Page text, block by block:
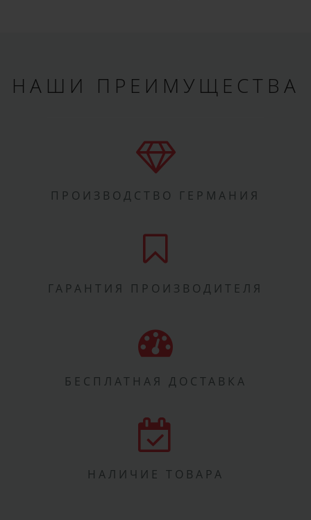
НАШИ ПРЕИМУЩЕСТВА
ПРОИЗВОДСТВО ГЕРМАНИЯ
ГАРАНТИЯ ПРОИЗВОДИТЕЛЯ
БЕСПЛАТНАЯ ДОСТАВКА
НАЛИЧИЕ ТОВАРА